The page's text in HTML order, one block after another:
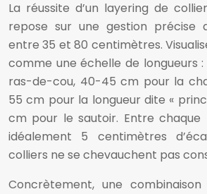
La réussite d’un layering de
repose sur une gestion précise
entre 35 et 80 centimètres.
comme une échelle de longueurs
ras-de-cou, 40-45 cm pour la
55 cm pour la longueur dite «
cm pour le sautoir. Entre chaque
idéalement 5 centimètres
colliers ne se chevauchent pas
Concrètement, une